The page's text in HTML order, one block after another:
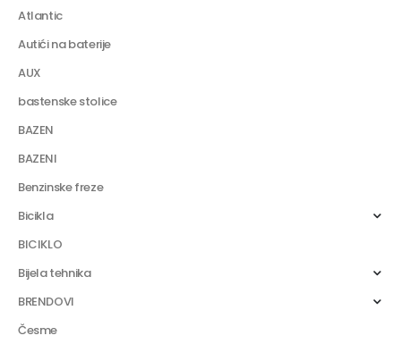
Atlantic
Autići na baterije
AUX
bastenske stolice
BAZEN
BAZENI
Benzinske freze
Bicikla
BICIKLO
Bijela tehnika
BRENDOVI
Česme